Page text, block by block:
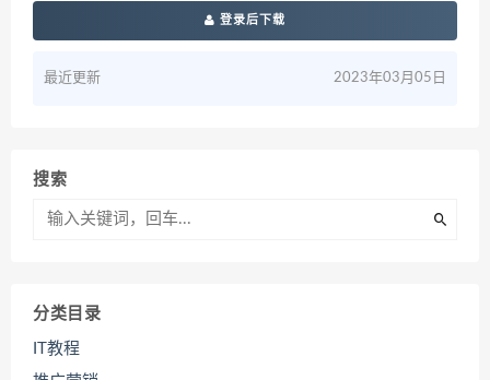
登录后下载
最近更新 2023年03月05日
搜索
分类目录
IT教程